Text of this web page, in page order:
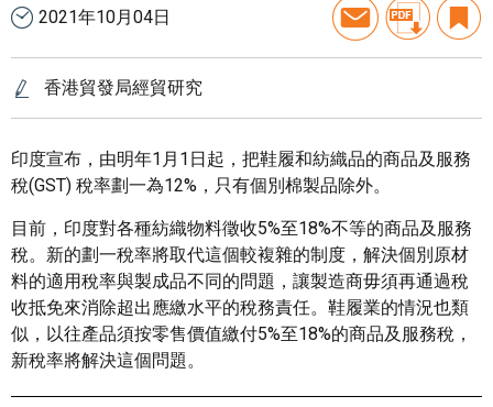
2021年10月04日
香港貿發局經貿研究
印度宣布，由明年1月1日起，把鞋履和紡織品的商品及服務
稅(GST) 稅率劃一為12%，只有個別棉製品除外。
目前，印度對各種紡織物料徵收5%至18%不等的商品及服務
稅。新的劃一稅率將取代這個較複雜的制度，解決個別原材
料的適用稅率與製成品不同的問題，讓製造商毋須再通過稅
收抵免來消除超出應繳水平的稅務責任。鞋履業的情況也類
似，以往產品須按零售價值繳付5%至18%的商品及服務稅，
新稅率將解決這個問題。